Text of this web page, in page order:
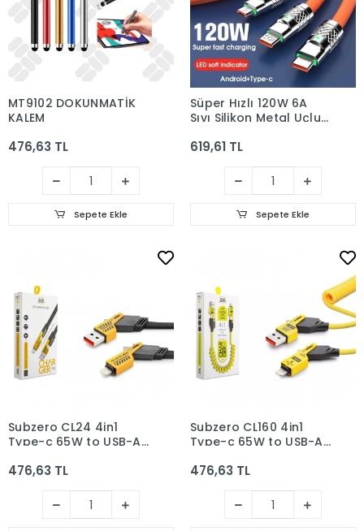
MT9102 DOKUNMATİK
KALEM
476,63 TL
Sepete Ekle
Süper Hızlı 120W 6A
Sıvı Silikon Metal Uçlu
iPhone 3 In1 Şarj
619,61 TL
Sepete Ekle
Subzero CL24 4in1
Type-c 65W to USB-A
27W Hızlı Şarj Kablosu
476,63 TL
Subzero CL160 4in1
Type-c 65W to USB-A
27W Hızlı Şarj Kablosu
476,63 TL